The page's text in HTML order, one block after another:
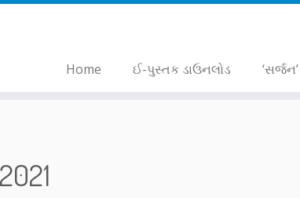
Home ઈ-પુસ્તક ડાઉનલોડ